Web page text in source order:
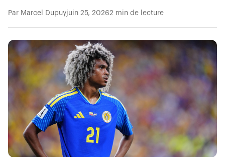
Par Marcel Dupuyjuin 25, 20262 min de lecture